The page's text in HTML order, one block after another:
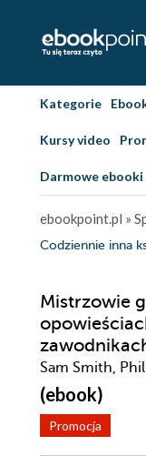
Kategorie
Kursy video
Darmowe ebooki
ebookpoint.pl »
Codziennie inna
Mistrzowie
Sam Smith,
(ebook)
Promocja